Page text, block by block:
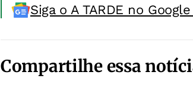
Siga o A TARDE no
Compartilhe essa